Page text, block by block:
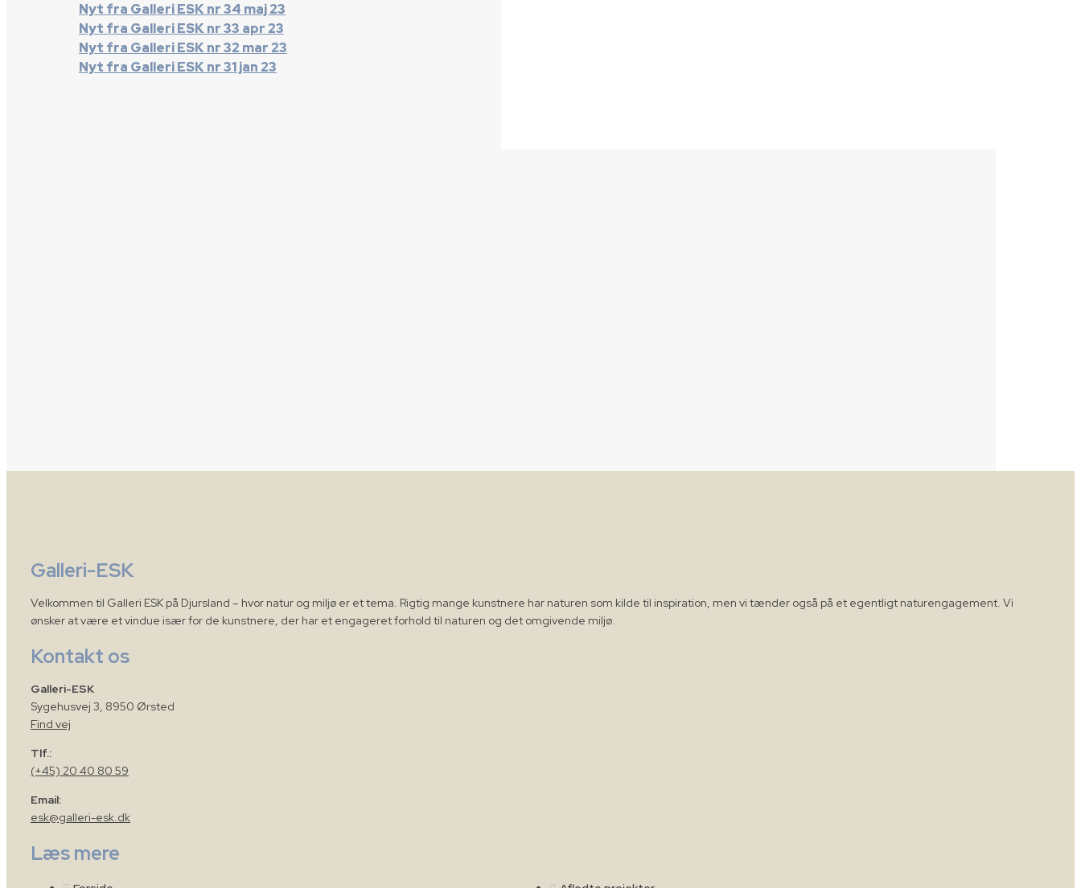
Nyt fra Galleri ESK nr 34 maj 23
Nyt fra Galleri ESK nr 33 apr 23
Nyt fra Galleri ESK nr 32 mar 23
Nyt fra Galleri ESK nr 31 jan 23
Galleri-ESK
Velkommen til Galleri ESK på Djursland – hvor natur og miljø er et tema. Rigtig mange kunstnere har naturen som kilde til inspiration, men vi tænder også på et egentligt naturengagement. Vi
ønsker at være et vindue især for de kunstnere, der har et engageret forhold til naturen og det omgivende miljø.
Kontakt os
Galleri-ESK
Sygehusvej 3, 8950 Ørsted
Find vej
Tlf.:
(+45) 20 40 80 59
Email:
esk@galleri-esk.dk
Læs mere